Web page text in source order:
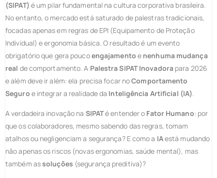
(SIPAT) é um pilar fundamental na cultura corporativa brasileira.
No entanto, o mercado está saturado de palestras tradicionais,
focadas apenas em regras de EPI (Equipamento de Proteção
Individual) e ergonomia básica. O resultado é um evento
obrigatório que gera poucoengajamento e nenhuma mudança
real de comportamento. A Palestra SIPAT Inovadorapara 2026
e além deve ir além: ela precisa focar noComportamento
Seguro e integrar a realidade da Inteligência Artificial (IA).
A verdadeira inovação na SIPATé entender o Fator Humano: por
que os colaboradores, mesmo sabendo das regras, tomam
atalhos ou negligenciam a segurança? E como a IAestá mudando
não apenas os riscos (novas ergonomias, saúde mental), mas
também assoluções (segurança preditiva)?